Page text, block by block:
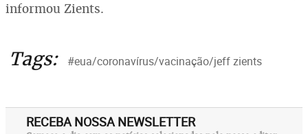
informou Zients.
Tags: #eua/coronavírus/vacinação/jeff zients
RECEBA NOSSA NEWSLETTER